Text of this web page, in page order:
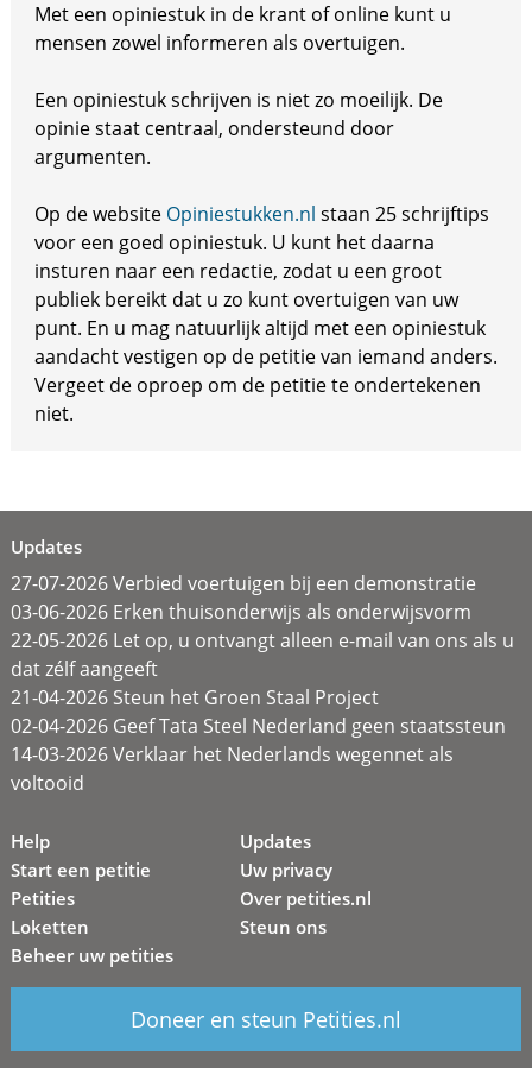
Met een opiniestuk in de krant of online kunt u
mensen zowel informeren als overtuigen.
Een opiniestuk schrijven is niet zo moeilijk. De
opinie staat centraal, ondersteund door
argumenten.
Op de website Opiniestukken.nl staan 25 schrijftips
voor een goed opiniestuk. U kunt het daarna
insturen naar een redactie, zodat u een groot
publiek bereikt dat u zo kunt overtuigen van uw
punt. En u mag natuurlijk altijd met een opiniestuk
aandacht vestigen op de petitie van iemand anders.
Vergeet de oproep om de petitie te ondertekenen
niet.
Updates
27-07-2026 Verbied voertuigen bij een demonstratie
03-06-2026 Erken thuisonderwijs als onderwijsvorm
22-05-2026 Let op, u ontvangt alleen e-mail van ons als u
dat zélf aangeeft
21-04-2026 Steun het Groen Staal Project
02-04-2026 Geef Tata Steel Nederland geen staatssteun
14-03-2026 Verklaar het Nederlands wegennet als
voltooid
Help
Start een petitie
Petities
Loketten
Beheer uw petities
Updates
Uw privacy
Over petities.nl
Steun ons
Doneer en steun Petities.nl